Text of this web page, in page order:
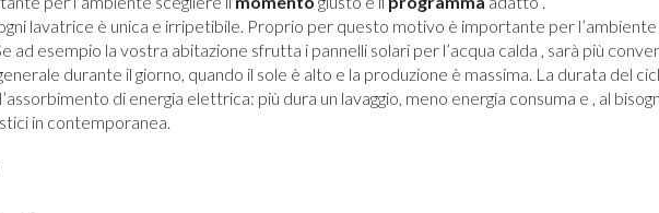
lavatrice è unica e irripetibile. Proprio per questo motivo è importante per
ad esempio la vostra abitazione sfrutta i pannelli solari per l’acqua calda , sarà più
durante il giorno, quando il sole è alto e la produzione è massima. La durata del
di energia elettrica: più dura un lavaggio, meno energia consuma e , al
in contemporanea.